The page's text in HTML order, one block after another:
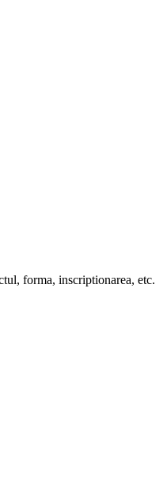
forma, inscriptionarea, etc.